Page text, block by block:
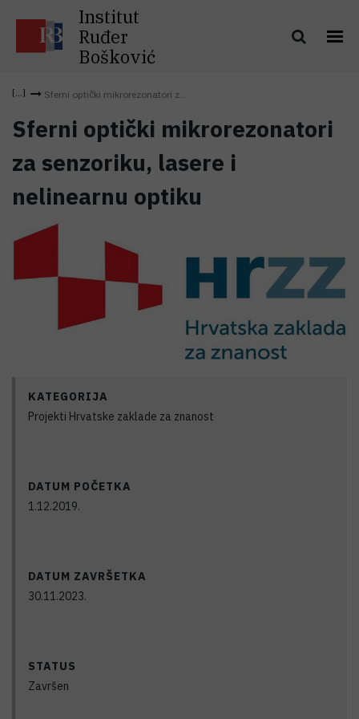
Institut
Ruđer
Bošković
Sferni optički mikrorezonatori z...
Sferni optički mikrorezonatori
za senzoriku, lasere i
nelinearnu optiku
KATEGORIJA
Projekti Hrvatske zaklade za znanost
DATUM POČETKA
1.12.2019.
DATUM ZAVRŠETKA
30.11.2023.
STATUS
Završen